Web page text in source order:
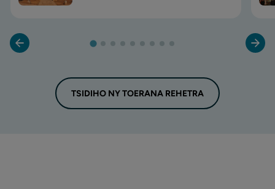
TSIDIHO NY TOERANA REHETRA